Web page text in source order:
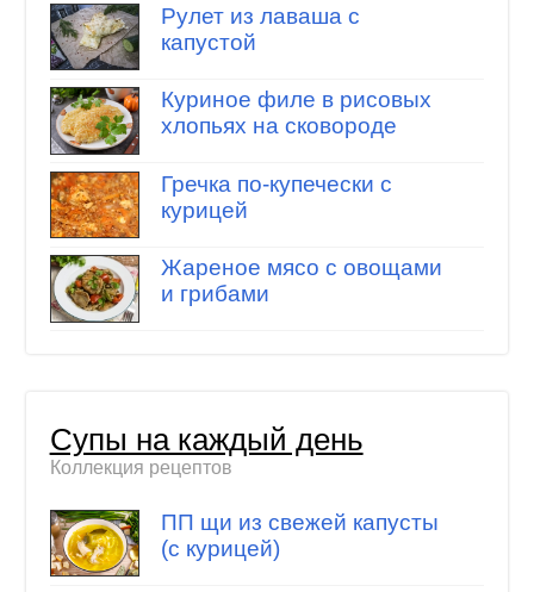
Рулет из лаваша с
капустой
Куриное филе в рисовых
хлопьях на сковороде
Гречка по-купечески с
курицей
Жареное мясо с овощами
и грибами
Супы на каждый день
Коллекция рецептов
ПП щи из свежей капусты
(с курицей)